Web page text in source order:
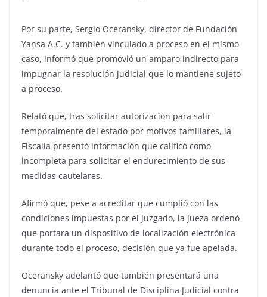
Por su parte, Sergio Oceransky, director de Fundación
Yansa A.C. y también vinculado a proceso en el mismo
caso, informó que promovió un amparo indirecto para
impugnar la resolución judicial que lo mantiene sujeto
a proceso.
Relató que, tras solicitar autorización para salir
temporalmente del estado por motivos familiares, la
Fiscalía presentó información que calificó como
incompleta para solicitar el endurecimiento de sus
medidas cautelares.
Afirmó que, pese a acreditar que cumplió con las
condiciones impuestas por el juzgado, la jueza ordenó
que portara un dispositivo de localización electrónica
durante todo el proceso, decisión que ya fue apelada.
Oceransky adelantó que también presentará una
denuncia ante el Tribunal de Disciplina Judicial contra